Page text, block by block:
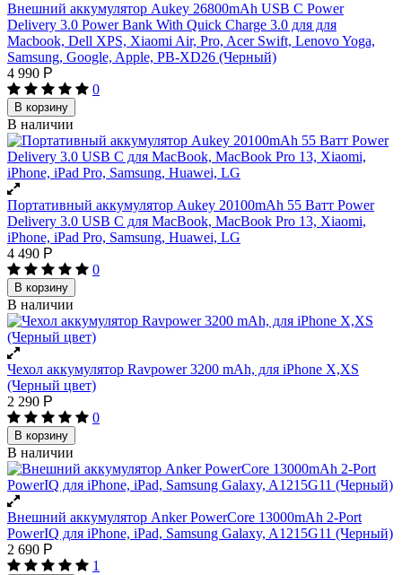
Внешний аккумулятор Aukey 26800mAh USB C Power
Delivery 3.0 Power Bank With Quick Charge 3.0 для для
Macbook, Dell XPS, Xiaomi Air, Pro, Acer Swift, Lenovo Yoga,
Samsung, Google, Apple, PB-XD26 (Черный)
4 990 Р
0
В корзину
В наличии
Портативный аккумулятор Aukey 20100mAh 55 Ватт Power
Delivery 3.0 USB C для MacBook, MacBook Pro 13, Xiaomi,
iPhone, iPad Pro, Samsung, Huawei, LG
4 490 Р
0
В корзину
В наличии
Чехол аккумулятор Ravpower 3200 mAh, для iPhone X,XS
(Черный цвет)
2 290 Р
0
В корзину
В наличии
Внешний аккумулятор Anker PowerCore 13000mAh 2-Port
PowerIQ для iPhone, iPad, Samsung Galaxy, A1215G11 (Черный)
2 690 Р
1